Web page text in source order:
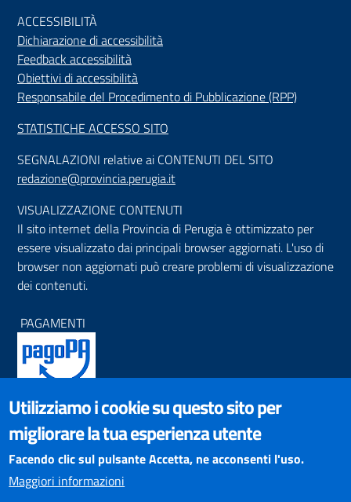
ACCESSIBILITÀ
Dichiarazione di accessibilità
Feedback accessibilità
Obiettivi di accessibilità
Responsabile del Procedimento di Pubblicazione (RPP)
STATISTICHE ACCESSO SITO
SEGNALAZIONI relative ai CONTENUTI DEL SITO
redazione@provincia.perugia.it
VISUALIZZAZIONE CONTENUTI
Il sito internet della Provincia di Perugia è ottimizzato per
essere visualizzato dai principali browser aggiornati. L'uso di
browser non aggiornati può creare problemi di visualizzazione
dei contenuti.
PAGAMENTI
SOCIAL NETWORKS
Pagina Facebook
Profilo Instagram
Canale YouTube
Utilizziamo i cookie su questo sito per
migliorare la tua esperienza utente
Facendo clic sul pulsante Accetta, ne acconsenti l'uso.
Maggiori informazioni